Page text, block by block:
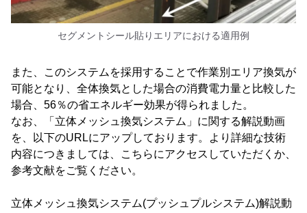
セグメントシール貼りエリアにおける適用例
また、このシステムを採用することで作業別エリア換気が
可能となり、全体換気とした場合の消費電力量と比較した
場合、56％の省エネルギー効果が得られました。
なお、「立体メッシュ換気システム」に関する解説動画
を、以下のURLにアップしております。より詳細な技術
内容につきましては、こちらにアクセスしていただくか、
参考文献をご覧ください。
立体メッシュ換気システム(プッシュプルシステム)解説動